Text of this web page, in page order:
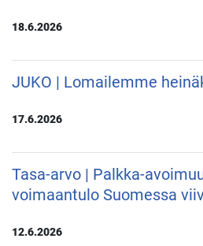
18.6.2026
JUKO | Lomailemme
17.6.2026
Tasa-arvo | Palkka-
voimaantulo Suomessa
12.6.2026